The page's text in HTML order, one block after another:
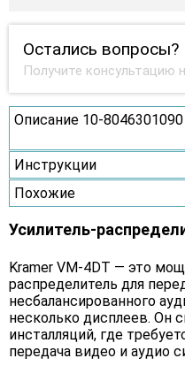
Остались вопросы?
Получите консультацию
Описание 10-8046301090
Инструкции
Похожие
Усилитель-
Kramer VM-4DT — это
распределитель для
несбалансированного
несколько дисплеев. Он
инсталляций, где
передача видео и аудио